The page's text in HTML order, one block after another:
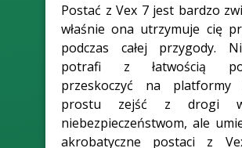
Postać z Vex 7 jest bardzo
właśnie ona utrzymuje cię
podczas całej przygody.
potrafi z łatwością
przeskoczyć na
prostu zejść z drogi
niebezpieczeństwom, ale
akrobatyczne postaci z